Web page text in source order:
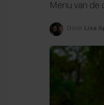
Menu van de
Door Lisa